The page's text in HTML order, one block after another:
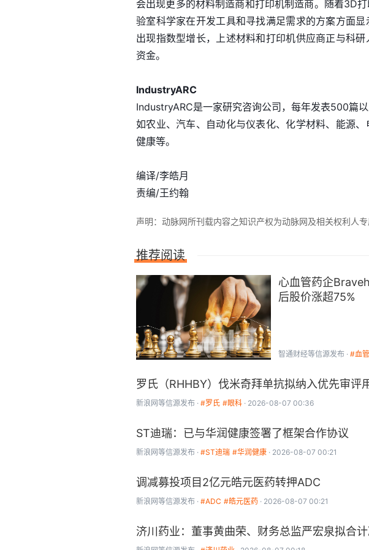
会出现更多的材料制造商和打印机制造商。随着3D
验室科学家在开发工具和寻找满足需求的方案方面
出现指数型增长，上述材料和打印机供应商正与科
资金。
IndustryARC
IndustryARC是一家研究咨询公司，每年发表500篇
如农业、汽车、自动化与仪表化、化学材料、能源
健康等。
编译/李皓月
责编/王约翰
声明：动脉网所刊载内容之知识产权为动脉网及相关权利人
推荐阅读
心血管药企
后股价涨超75%
智通财经等信源发布 #血管
罗氏（RHHBY）伐米奇拜单抗拟纳入优先审评
新浪网等信源发布 #罗氏 #眼科 2026-08-07 00:36
ST迪瑞：已与华润健康签署了框架合作协议
新浪网等信源发布 #ST迪瑞 #华润健康 2026-08-07 00:21
调减募投项目2亿元皓元医药转押ADC
新浪网等信源发布 #ADC #皓元医药 2026-08-07 00:21
济川药业：董事黄曲荣、财务总监严宏泉拟合